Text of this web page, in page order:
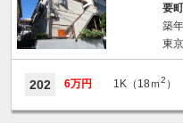
要
築
東
202 6万円 1K（18ｍ2 ）